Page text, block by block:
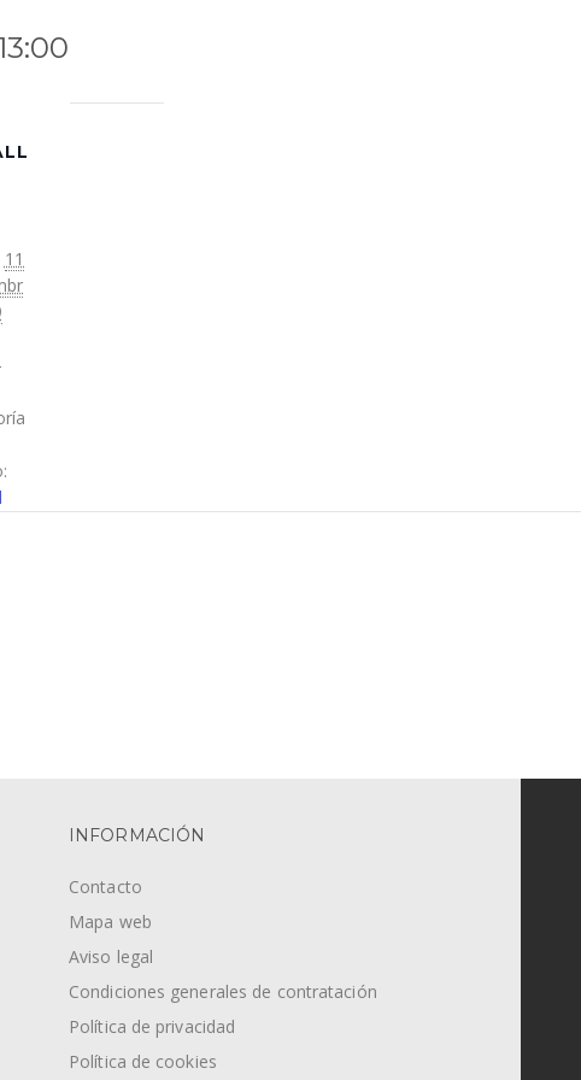
11
INFORMACIÓN
Contacto
Mapa web
Aviso legal
Condiciones generales de contratación
Política de privacidad
Política de cookies